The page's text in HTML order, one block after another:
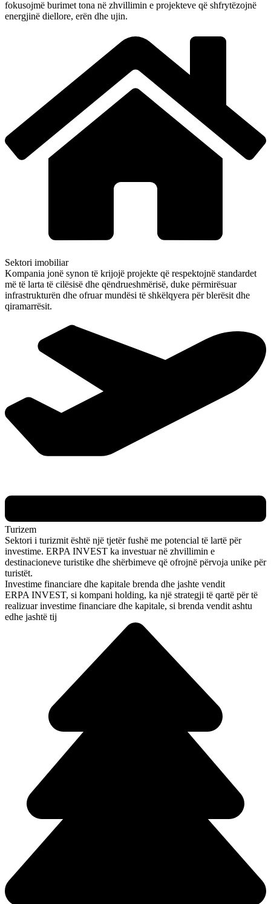
fokusojmë burimet tona në zhvillimin e projekteve që shfrytëzojnë
energjinë diellore, erën dhe ujin.
Sektori imobiliar
Kompania jonë synon të krijojë projekte që respektojnë standardet
më të larta të cilësisë dhe qëndrueshmërisë, duke përmirësuar
infrastrukturën dhe ofruar mundësi të shkëlqyera për blerësit dhe
qiramarrësit.
Turizem
Sektori i turizmit është një tjetër fushë me potencial të lartë për
investime. ERPA INVEST ka investuar në zhvillimin e
destinacioneve turistike dhe shërbimeve që ofrojnë përvoja unike për
turistët.
Investime financiare dhe kapitale brenda dhe jashte vendit
ERPA INVEST, si kompani holding, ka një strategji të qartë për të
realizuar investime financiare dhe kapitale, si brenda vendit ashtu
edhe jashtë tij